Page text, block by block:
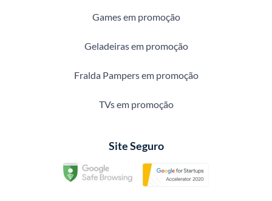
Games em promoção
Geladeiras em promoção
Fralda Pampers em promoção
TVs em promoção
Site Seguro